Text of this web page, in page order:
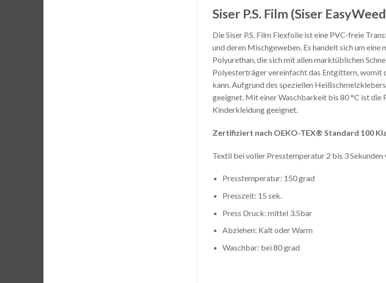
Siser P.S. Film (Siser
Die Siser P.S. Film Flexfolie ist eine PVC-freie
und deren Mischgeweben. Es handelt sich um
Polyurethan, die sich mit allen marktüblichen
Polyesterträger vereinfacht das Entgittern, womit
kann. Aufgrund des speziellen
geeignet. Mit einer Waschbarkeit bis 80 °C ist die
Kinderkleidung geeignet.
Zertifiziert nach OEKO-TEX® Standard 100
Textil bei voller Presstemperatur 2 bis 3 Sekunden
Presstemperatur: 150 grad
Presszeit: 15 sek.
Press Druck: mittel 3.5bar
Abziehen: Kalt oder Warm
Waschbar: bei 80 grad